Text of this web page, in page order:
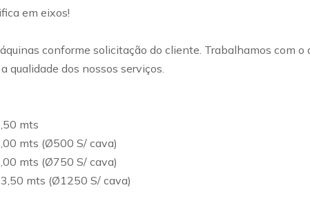
em eixos!
conforme solicitação do cliente. Trabalhamos com
qualidade dos nossos serviços.
mts
mts (Ø500 S/ cava)
mts (Ø750 S/ cava)
mts (Ø1250 S/ cava)